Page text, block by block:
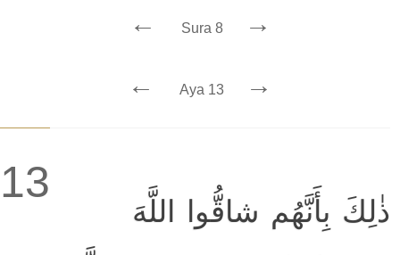
← Sura 8 →
← Aya 13 →
13
ذٰلِكَ بِأَنَّهُم شاقُّوا اللَّهَ